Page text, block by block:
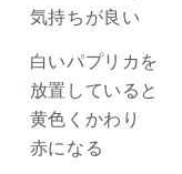
気持ちが良い
白いパプリカを
放置していると
黄色くかわり
赤になる